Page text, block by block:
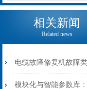
相关新闻
Related news
电缆故障修复机故障
分指南：从“绝缘电
模块化与智能参数库